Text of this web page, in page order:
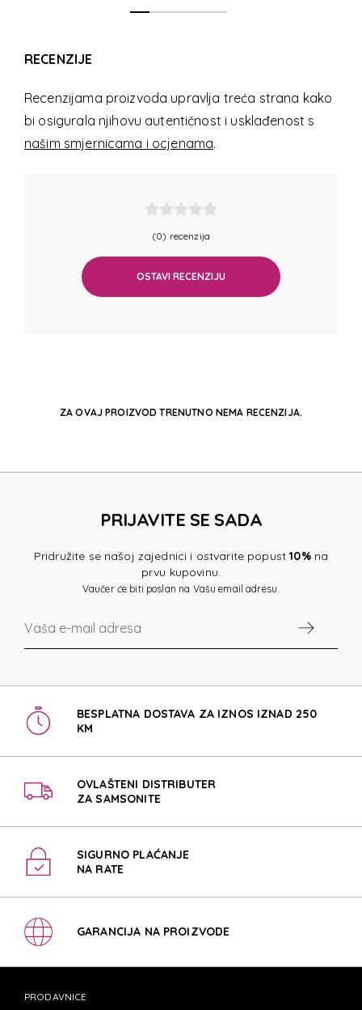
RECENZIJE
Recenzijama proizvoda upravlja treća strana kako
bi osigurala njihovu autentičnost i usklađenost s
našim smjernicama i ocjenama.
(0) recenzija
OSTAVI RECENZIJU
ZA OVAJ PROIZVOD TRENUTNO NEMA RECENZIJA.
PRIJAVITE SE SADA
Pridružite se našoj zajednici i ostvarite popust10%na
prvu kupovinu.
Vaučer će biti poslan na Vašu email adresu.
BESPLATNA DOSTAVA ZA IZNOS IZNAD 250
KM
OVLAŠTENI DISTRIBUTER
ZA SAMSONITE
SIGURNO PLAĆANJE
NA RATE
GARANCIJA NA PROIZVODE
PRODAVNICE